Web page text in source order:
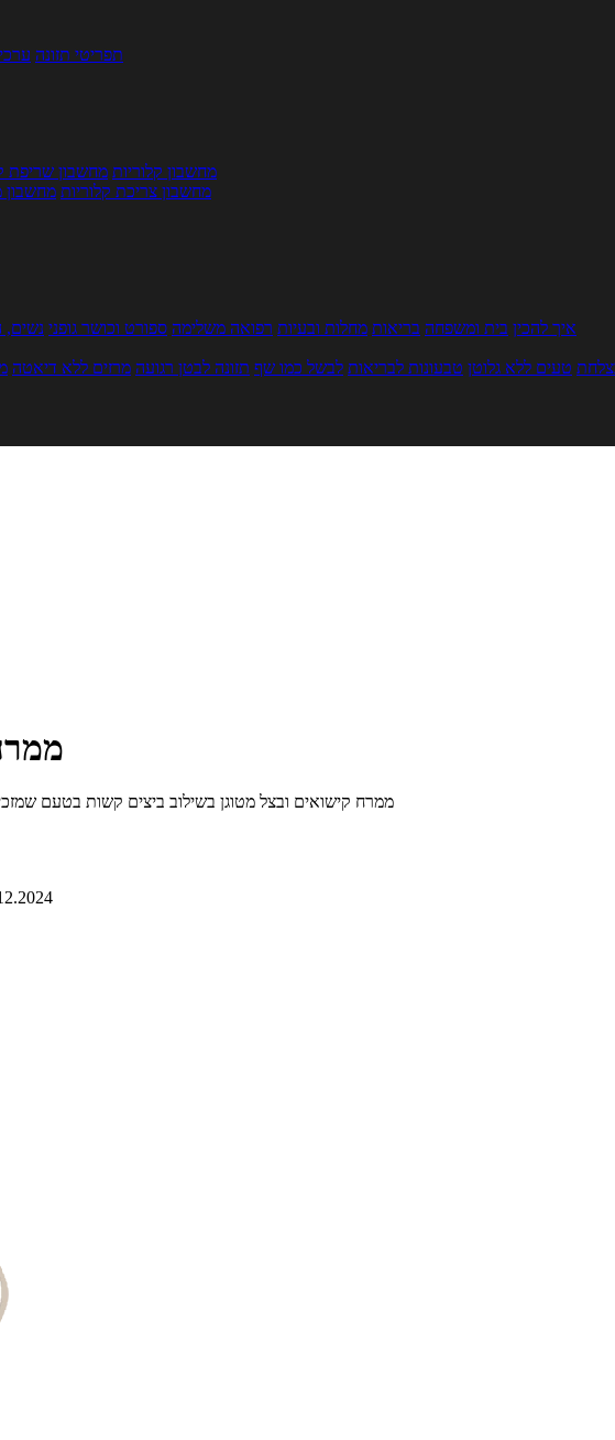
תפריטי תזונה
מחשבון קלוריות מחשבון שריפת
מחשבון צריכת קלוריות מחשבון
איך להכין בית ומשפחה בריאות מחלות ובעיות רפואה משלימה ספורט וכושר גופני נשים,
טעים ללא גלוטן טבעונות לבריאות לבשל כמו שף תזונה לבטן רגועה מרזים ללא דיאטה
ממרח קישואים ובצל מטוגן בשילוב ביצים קשות בטעם שמזכיר כבד קצוץ, 117 קלוריות למנה,